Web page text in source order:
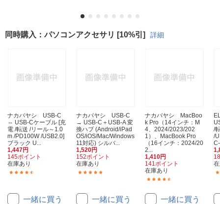
同時購入：パソコンアクセサリ [10%引] 詳細
ナカバヤシ USB-C
⇔ USB-Cケーブル [充
電 /転送 /リール～1.0
m /PD100W /USB2.0]
ブラック U...
1,447円
145ポイント
在庫あり
一緒に買う
ナカバヤシ USB-C
→ USB-C＋USB-A 変
換ハブ (Android/iPad
OS/iOS/Mac/Windows
11対応) シルバ...
1,520円
152ポイント
在庫あり
一緒に買う
ナカバヤシ MacBoo
k Pro（14インチ：M
4、2024/2023/202
1）、MacBook Pro
（16インチ：2024/20
2...
1,410円
141ポイント
在庫あり
一緒に買う
/
/